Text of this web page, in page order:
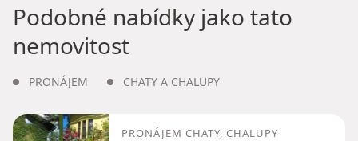
Podobné nabídky jako tato
nemovitost
PRONÁJEM CHATY A CHALUPY
PRONÁJEM CHATY, CHALUPY